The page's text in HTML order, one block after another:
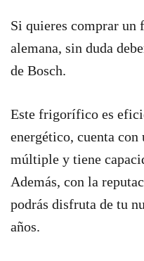
Si quieres comprar
alemana, sin duda
de Bosch.
Este frigorífico es
energético, cuenta
múltiple y tiene
Además, con la
podrás disfruta de tu
años.